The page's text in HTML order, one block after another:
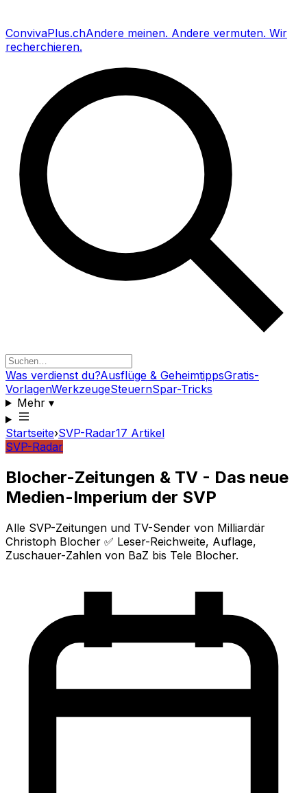
ConvivaPlus.chAndere meinen. Andere vermuten. Wir
recherchieren.
Was verdienst du?Ausflüge & GeheimtippsGratis-
VorlagenWerkzeugeSteuernSpar-Tricks
Mehr▾
Startseite›SVP-Radar17 Artikel
SVP-Radar
Blocher-Zeitungen & TV - Das neue
Medien-Imperium der SVP
Alle SVP-Zeitungen und TV-Sender von Milliardär
Christoph Blocher ✅ Leser-Reichweite, Auflage,
Zuschauer-Zahlen von BaZ bis Tele Blocher.